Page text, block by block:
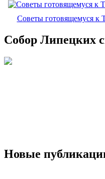
Советы готовящемуся к
Собор Липецких
Новые